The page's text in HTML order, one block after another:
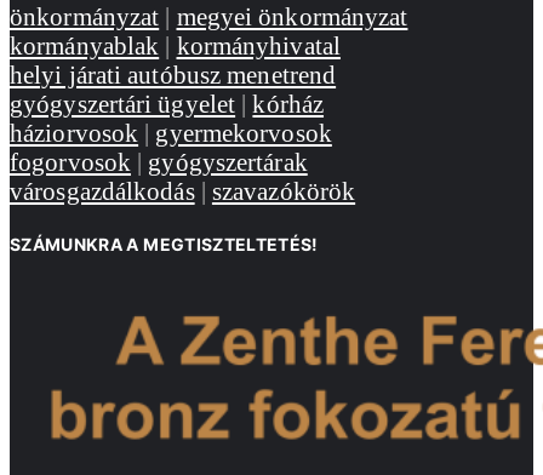
önkormányzat | megyei önkormányzat
kormányablak | kormányhivatal
helyi járati autóbusz menetrend
gyógyszertári ügyelet |kórház
háziorvosok | gyermekorvosok
fogorvosok | gyógyszertárak
városgazdálkodás| szavazókörök
SZÁMUNKRA A MEGTISZTELTETÉS!